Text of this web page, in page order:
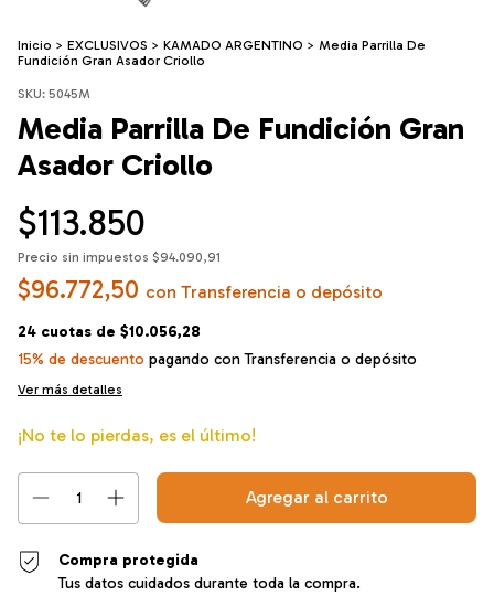
Inicio > EXCLUSIVOS > KAMADO ARGENTINO > Media Parrilla De
Fundición Gran Asador Criollo
SKU: 5045M
Media Parrilla De Fundición Gran
Asador Criollo
$113.850
Precio sin impuestos $94.090,91
$96.772,50 con Transferencia o depósito
24 cuotas de $10.056,28
15% de descuento pagando con Transferencia o depósito
Ver más detalles
¡No te lo pierdas, es el último!
Compra protegida
Tus datos cuidados durante toda la compra.